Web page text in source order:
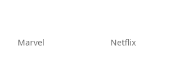
Marvel Netflix